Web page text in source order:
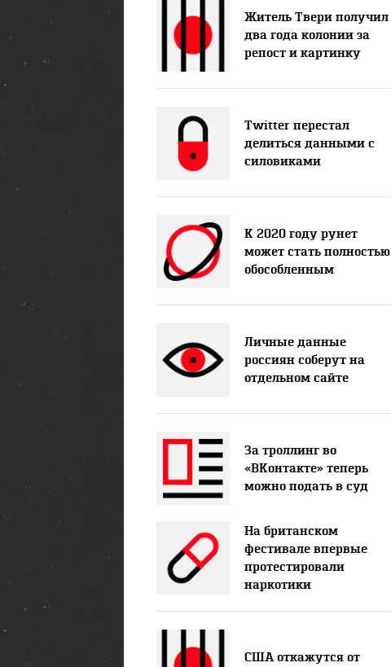
Житель Твери получил
два года колонии за
репост и картинку
Twitter перестал
делиться данными с
силовиками
К 2020 году рунет
может стать полностью
обособленным
Личные данные
россиян соберут на
отдельном сайте
За троллинг во
«ВКонтакте» теперь
можно подать в суд
На британском
фестивале впервые
протестировали
наркотики
США откажутся от